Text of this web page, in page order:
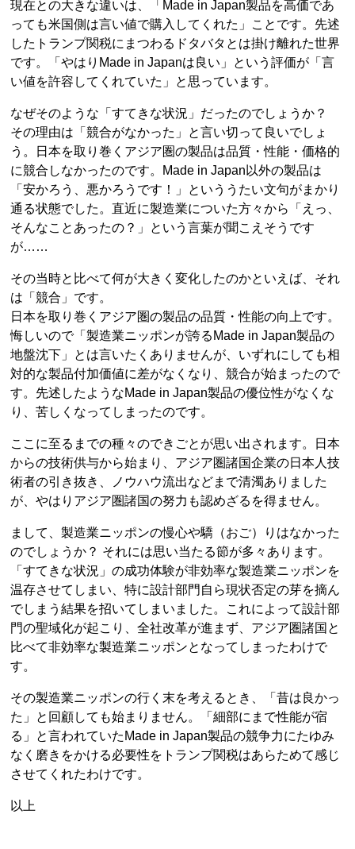
現在との大きな違いは、「Made in Japan製品を高価であ
っても米国側は言い値で購入してくれた」ことです。先述
したトランプ関税にまつわるドタバタとは掛け離れた世界
です。「やはりMade in Japanは良い」という評価が「言
い値を許容してくれていた」と思っています。
なぜそのような「すてきな状況」だったのでしょうか？
その理由は「競合がなかった」と言い切って良いでしょ
う。日本を取り巻くアジア圏の製品は品質・性能・価格的
に競合しなかったのです。Made in Japan以外の製品は
「安かろう、悪かろうです！」といううたい文句がまかり
通る状態でした。直近に製造業についた方々から「えっ、
そんなことあったの？」という言葉が聞こえそうです
が……
その当時と比べて何が大きく変化したのかといえば、それ
は「競合」です。
日本を取り巻くアジア圏の製品の品質・性能の向上です。
悔しいので「製造業ニッポンが誇るMade in Japan製品の
地盤沈下」とは言いたくありませんが、いずれにしても相
対的な製品付加価値に差がなくなり、競合が始まったので
す。先述したようなMade in Japan製品の優位性がなくな
り、苦しくなってしまったのです。
ここに至るまでの種々のできごとが思い出されます。日本
からの技術供与から始まり、アジア圏諸国企業の日本人技
術者の引き抜き、ノウハウ流出などまで清濁ありました
が、やはりアジア圏諸国の努力も認めざるを得ません。
まして、製造業ニッポンの慢心や驕（おご）りはなかった
のでしょうか？ それには思い当たる節が多々あります。
「すてきな状況」の成功体験が非効率な製造業ニッポンを
温存させてしまい、特に設計部門自ら現状否定の芽を摘ん
でしまう結果を招いてしまいました。これによって設計部
門の聖域化が起こり、全社改革が進まず、アジア圏諸国と
比べて非効率な製造業ニッポンとなってしまったわけで
す。
その製造業ニッポンの行く末を考えるとき、「昔は良かっ
た」と回顧しても始まりません。「細部にまで性能が宿
る」と言われていたMade in Japan製品の競争力にたゆみ
なく磨きをかける必要性をトランプ関税はあらためて感じ
させてくれたわけです。
以上